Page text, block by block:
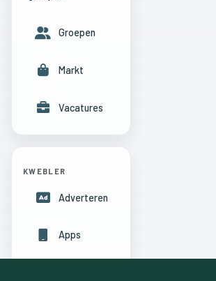
Groepen
Markt
Vacatures
KWEBLER
Adverteren
Apps